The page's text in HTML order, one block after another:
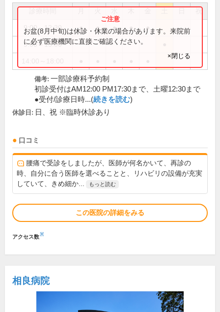
祝
9:00～12:30 ● ● ● ● ●
9:00～13:00
お盆(8月中旬)は休診・休業の場合があります。来院前
に必ず医療機関に直接ご確認ください。
×閉じる
備考: 一部診療科予約制
初診受付はAM12:00 PM17:30まで、土曜12:30まで
●受付/診療日時...(続きを読む)
休診日: 日、祝 ※臨時休診あり
口コミ
腰痛で受診をしましたが、医師が何名かいて、再診の
時、自分に合う医師を選べることと、リハビリの設備が充実
していて、きめ細か...
もっと読む
この医院の詳細をみる
アクセス数※
相良病院